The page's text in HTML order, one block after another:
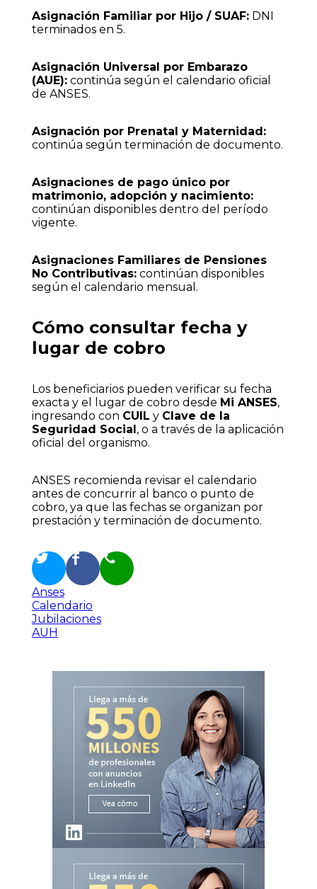
Asignación Familiar por Hijo / SUAF:DNI
terminados en 5.
Asignación Universal por Embarazo
(AUE):continúa según el calendario oficial
de ANSES.
Asignación por Prenatal y Maternidad:
continúa según terminación de documento.
Asignaciones de pago único por
matrimonio, adopción y nacimiento:
continúan disponibles dentro del período
vigente.
Asignaciones Familiares de Pensiones
No Contributivas:continúan disponibles
según el calendario mensual.
Cómo consultar fecha y
lugar de cobro
Los beneficiarios pueden verificar su fecha
exacta y el lugar de cobro desde Mi ANSES,
ingresando con CUIL y Clave de la
Seguridad Social , o a través de la aplicación
oficial del organismo.
ANSES recomienda revisar el calendario
antes de concurrir al banco o punto de
cobro, ya que las fechas se organizan por
prestación y terminación de documento.
Anses
Calendario
Jubilaciones
AUH